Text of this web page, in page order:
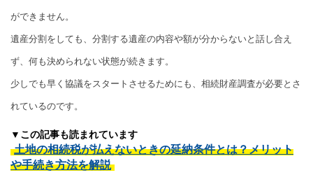
ができません。
遺産分割をしても、分割する遺産の内容や額が分からないと話し合え
ず、何も決められない状態が続きます。
少しでも早く協議をスタートさせるためにも、相続財産調査が必要とさ
れているのです。
▼この記事も読まれています
土地の相続税が払えないときの延納条件とは？メリット
や手続き方法を解説